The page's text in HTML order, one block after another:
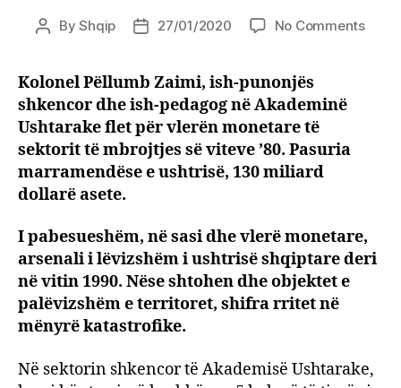
PostByShqip
Post27/01/2020 No Commentson
’80
Kolonel Pëllumb Zaimi, ish-punonjës
shkencor dhe ish-pedagog në Akademinë
Ushtarake flet për vlerën monetare të
sektorit të mbrojtjes së viteve ’80. Pasuria
marramendëse e ushtrisë, 130 miliard
dollarë asete.
I pabesueshëm, në sasi dhe vlerë monetare,
arsenali i lëvizshëm i ushtrisë shqiptare deri
në vitin 1990. Nëse shtohen dhe objektet e
palëvizshëm e territoret, shifra rritet në
mënyrë katastrofike.
Në sektorin shkencor të Akademisë Ushtarake,